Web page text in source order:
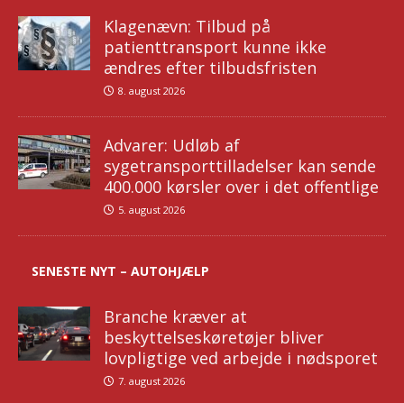
Klagenævn: Tilbud på
patienttransport kunne ikke
ændres efter tilbudsfristen
8. august 2026
Advarer: Udløb af
sygetransporttilladelser kan sende
400.000 kørsler over i det offentlige
5. august 2026
SENESTE NYT – AUTOHJÆLP
Branche kræver at
beskyttelseskøretøjer bliver
lovpligtige ved arbejde i nødsporet
7. august 2026